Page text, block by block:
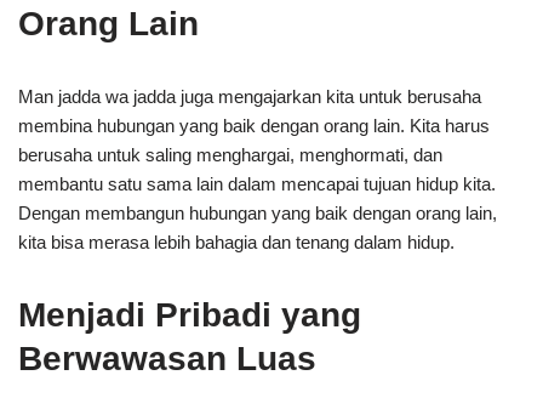
Orang Lain
Man jadda wa jadda juga mengajarkan kita untuk berusaha
membina hubungan yang baik dengan orang lain. Kita harus
berusaha untuk saling menghargai, menghormati, dan
membantu satu sama lain dalam mencapai tujuan hidup kita.
Dengan membangun hubungan yang baik dengan orang lain,
kita bisa merasa lebih bahagia dan tenang dalam hidup.
Menjadi Pribadi yang
Berwawasan Luas